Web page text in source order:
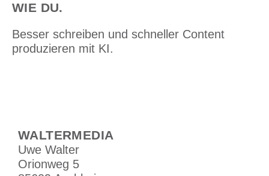
WIE DU.
Besser schreiben und schneller Content
produzieren mit KI.
WALTERMEDIA
Uwe Walter
Orionweg 5